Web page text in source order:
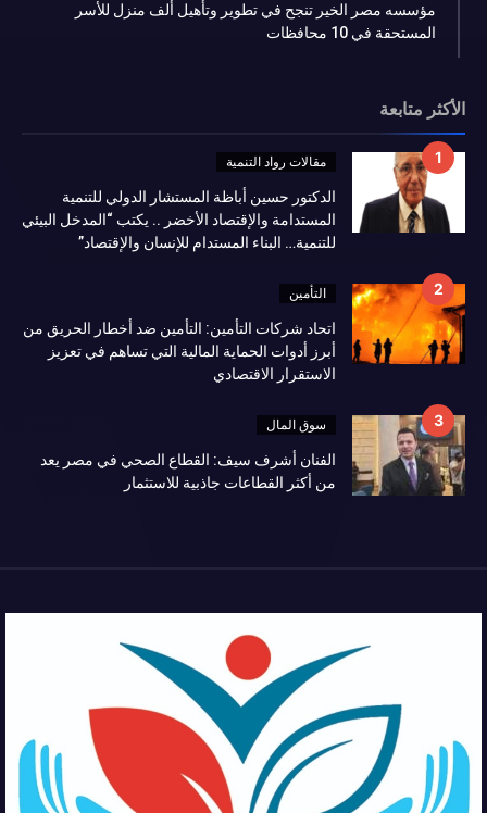
مؤسسه مصر الخير تنجح في تطوير وتأهيل ألف منزل للأسر
المستحقة في 10 محافظات
الأكثر متابعة
مقالات رواد التنمية
الدكتور حسين أباظة المستشار الدولي للتنمية
المستدامة والإقتصاد الأخضر .. يكتب “المدخل البيئي
للتنمية… البناء المستدام للإنسان والإقتصاد”
التأمين
اتحاد شركات التأمين: التأمين ضد أخطار الحريق من
أبرز أدوات الحماية المالية التي تساهم في تعزيز
الاستقرار الاقتصادي
سوق المال
الفنان أشرف سيف: القطاع الصحي في مصر يعد
من أكثر القطاعات جاذبية للاستثمار